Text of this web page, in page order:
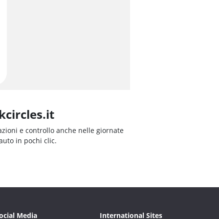
e controllo anche nelle giornate
in pochi clic.
Media International Sites